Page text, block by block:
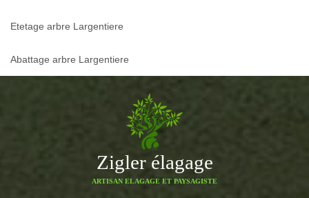
Etetage arbre Largentiere
Abattage arbre Largentiere
Zigler élagage
ARTISAN ELAGAGE ET PAYSAGISTE